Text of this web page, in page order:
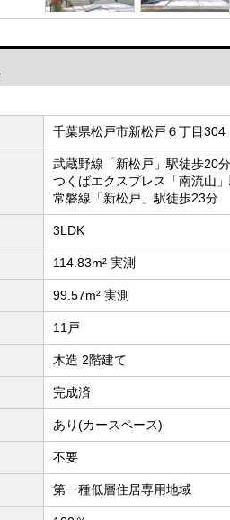
千葉県松戸市新松戸６丁目304
武蔵野線「新松戸」駅徒歩20分
つくばエクスプレス「南流山
常磐線「新松戸」駅徒歩23分
3LDK
114.83m² 実測
99.57m² 実測
11戸
木造 2階建て
完成済
あり(カースペース)
不要
第一種低層住居専用地域